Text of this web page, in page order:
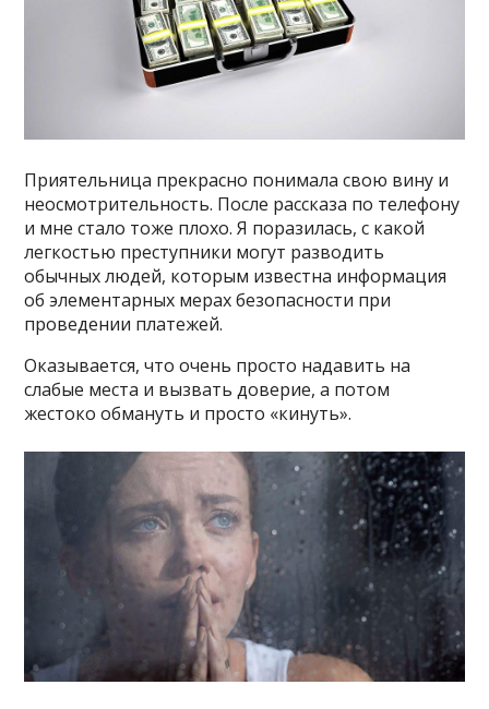
Приятельница прекрасно понимала свою вину и
неосмотрительность. После рассказа по телефону
и мне стало тоже плохо. Я поразилась, с какой
легкостью преступники могут разводить
обычных людей, которым известна информация
об элементарных мерах безопасности при
проведении платежей.
Оказывается, что очень просто надавить на
слабые места и вызвать доверие, а потом
жестоко обмануть и просто «кинуть».